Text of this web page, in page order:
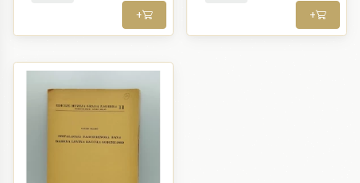
+ +